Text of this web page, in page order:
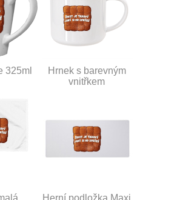
325ml
Hrnek s barevným
vnitřkem
Herní podložka Maxi